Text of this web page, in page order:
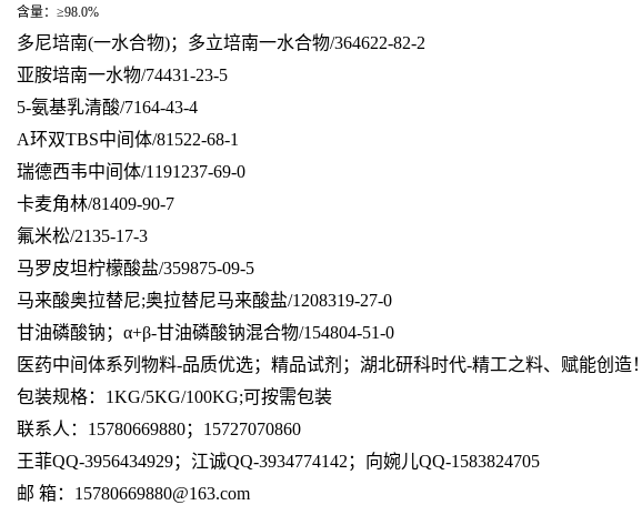
含量：≥98.0%
多尼培南(一水合物)；多立培南一水合物/364622-82-2
亚胺培南一水物/74431-23-5
5-氨基乳清酸/7164-43-4
A环双TBS中间体/81522-68-1
瑞德西韦中间体/1191237-69-0
卡麦角林/81409-90-7
氟米松/2135-17-3
马罗皮坦柠檬酸盐/359875-09-5
马来酸奥拉替尼;奥拉替尼马来酸盐/1208319-27-0
甘油磷酸钠；α+β-甘油磷酸钠混合物/154804-51-0
医药中间体系列物料-品质优选；精品试剂；湖北研科时代-精工之料、赋能创造！
包装规格：1KG/5KG/100KG;可按需包装
联系人：15780669880；15727070860
王菲QQ-3956434929；江诚QQ-3934774142；向婉儿QQ-1583824705
邮 箱：15780669880@163.com